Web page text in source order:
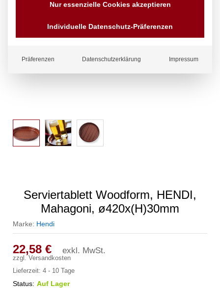
Serviertablett Woodform, HENDI,
Mahagoni, ø420x(H)30mm
Marke: Hendi
22,58€ exkl. MwSt.
zzgl.Versandkosten
Lieferzeit:4 - 10 Tage
Status: Auf Lager
Nur essenzielle Cookies akzeptieren
Individuelle Datenschutz-Präferenzen
Präferenzen Datenschutzerklärung Impressum